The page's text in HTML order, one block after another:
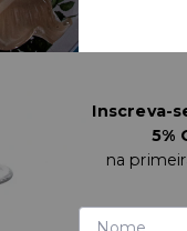
Inscreva-
5%
na